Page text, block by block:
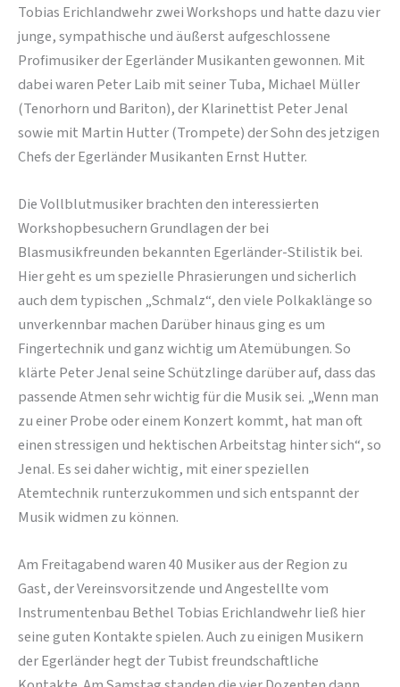
Tobias Erichlandwehr zwei Workshops und hatte dazu vier
junge, sympathische und äußerst aufgeschlossene
Profimusiker der Egerländer Musikanten gewonnen. Mit
dabei waren Peter Laib mit seiner Tuba, Michael Müller
(Tenorhorn und Bariton), der Klarinettist Peter Jenal
sowie mit Martin Hutter (Trompete) der Sohn des jetzigen
Chefs der Egerländer Musikanten Ernst Hutter.
Die Vollblutmusiker brachten den interessierten
Workshopbesuchern Grundlagen der bei
Blasmusikfreunden bekannten Egerländer-Stilistik bei.
Hier geht es um spezielle Phrasierungen und sicherlich
auch dem typischen „Schmalz“, den viele Polkaklänge so
unverkennbar machen Darüber hinaus ging es um
Fingertechnik und ganz wichtig um Atemübungen. So
klärte Peter Jenal seine Schützlinge darüber auf, dass das
passende Atmen sehr wichtig für die Musik sei. „Wenn man
zu einer Probe oder einem Konzert kommt, hat man oft
einen stressigen und hektischen Arbeitstag hinter sich“, so
Jenal. Es sei daher wichtig, mit einer speziellen
Atemtechnik runterzukommen und sich entspannt der
Musik widmen zu können.
Am Freitagabend waren 40 Musiker aus der Region zu
Gast, der Vereinsvorsitzende und Angestellte vom
Instrumentenbau Bethel Tobias Erichlandwehr ließ hier
seine guten Kontakte spielen. Auch zu einigen Musikern
der Egerländer hegt der Tubist freundschaftliche